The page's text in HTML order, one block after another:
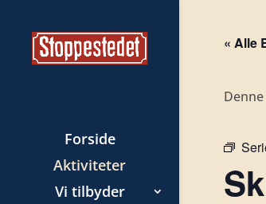
Forside
Aktiviteter
Vi tilbyder
« Alle